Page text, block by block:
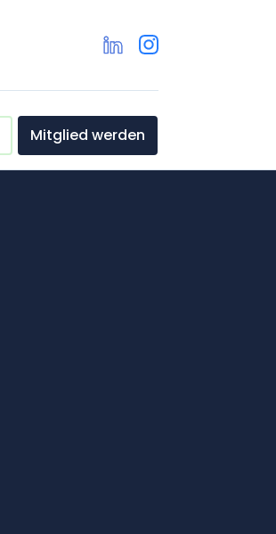
Mitglied werden